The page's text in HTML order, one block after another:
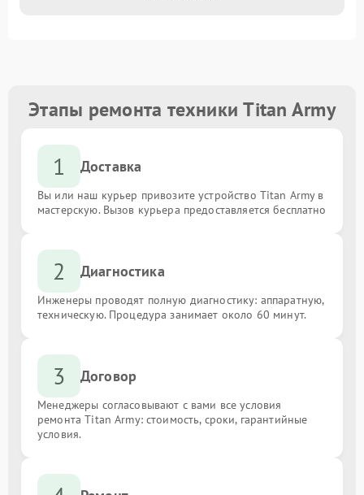
Этапы ремонта техники Titan Army
1 Доставка
Вы или наш курьер привозите устройство Titan Army в
мастерскую. Вызов курьера предоставляется бесплатно
2 Диагностика
Инженеры проводят полную диагностику: аппаратную,
техническую. Процедура занимает около 60 минут.
3 Договор
Менеджеры согласовывают с вами все условия
ремонта Titan Army: стоимость, сроки, гарантийные
условия.